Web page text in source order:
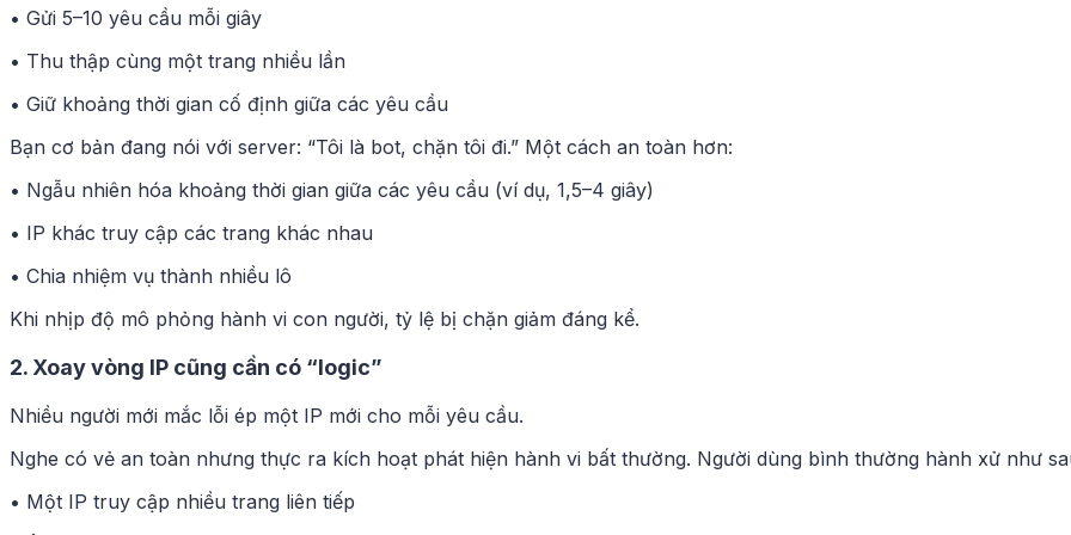
• Gửi 5–10 yêu cầu mỗi giây
• Thu thập cùng một trang nhiều lần
• Giữ khoảng thời gian cố định giữa các yêu cầu
Bạn cơ bản đang nói với server: “Tôi là bot, chặn tôi đi.” Một cách an toàn hơn:
• Ngẫu nhiên hóa khoảng thời gian giữa các yêu cầu (ví dụ, 1,5–4 giây)
• IP khác truy cập các trang khác nhau
• Chia nhiệm vụ thành nhiều lô
Khi nhịp độ mô phỏng hành vi con người, tỷ lệ bị chặn giảm đáng kể.
2. Xoay vòng IP cũng cần có “logic”
Nhiều người mới mắc lỗi ép một IP mới cho mỗi yêu cầu.
Nghe có vẻ an toàn nhưng thực ra kích hoạt phát hiện hành vi bất thường. Người dùng bình thường hành xử như
• Một IP truy cập nhiều trang liên tiếp